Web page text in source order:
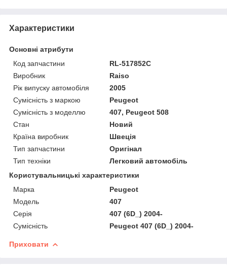
Характеристики
Основні атрибути
Код запчастини
RL-517852C
Виробник
Raiso
Рік випуску автомобіля
2005
Сумісність з маркою
Peugeot
Сумісність з моделлю
407, Peugeot 508
Стан
Новий
Країна виробник
Швеція
Тип запчастини
Оригінал
Тип техніки
Легковий автомобіль
Користувальницькі характеристики
Марка
Peugeot
Мoдель
407
Серія
407 (6D_) 2004-
Сумісність
Peugeot 407 (6D_) 2004-
Приховати